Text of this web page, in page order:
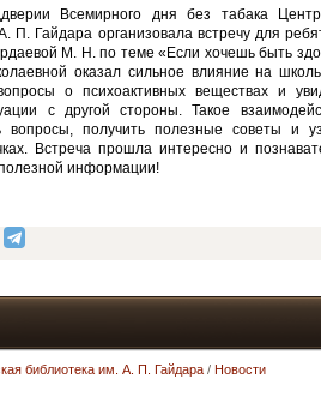
Всемирного дня без табака
П. Гайдара организовала встречу для
М. Н. по теме «Если хочешь быть
оказал сильное влияние на
о психоактивных веществах и
с другой стороны. Такое
вопросы, получить полезные советы и
Встреча прошла интересно и
информации!
библиотека им. А. П. Гайдара /Новости